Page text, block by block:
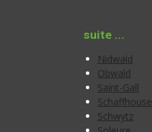
suite ...
Nidwald
Obwald
Saint-Gall
Schaffhouse
Schwytz